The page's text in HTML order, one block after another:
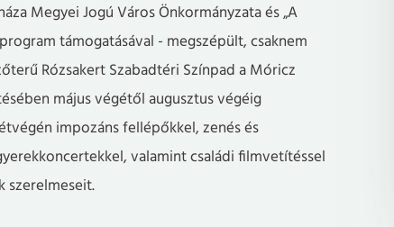
Megyei Jogú Város Önkormányzata és „A
program támogatásával - megszépült, csaknem
Rózsakert Szabadtéri Színpad a Móricz
május végétől augusztus végéig
impozáns fellépőkkel, zenés és
valamint családi filmvetítéssel
szerelmeseit.